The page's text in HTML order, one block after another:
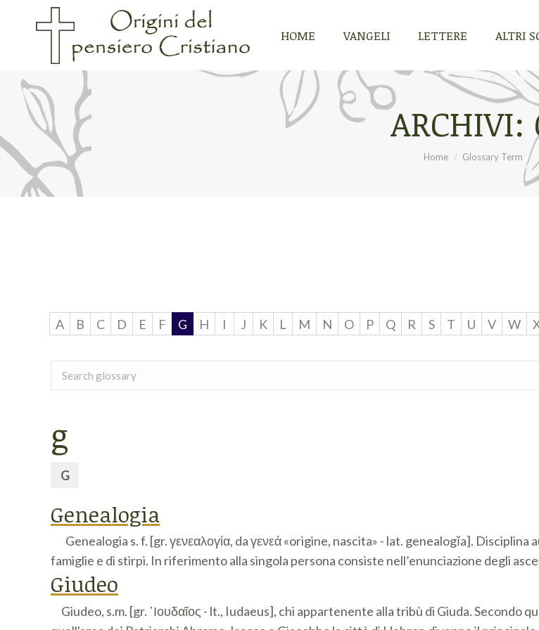
HOME VANGELI LETTERE ALTRI
ARCHIVI:
Tu sei qui:
Home Glossary Term
A B C D E F G H I J K L M N O P Q R S T U V W
Search
glossary
g
G
Genealogia
Genealogia s. f. [gr. γενεαλογία, da γενεά «origine, nascita» - lat. genealogĭa].
famiglie e di stirpi. In riferimento alla singola persona consiste nell’enunciazione degli
Giudeo
Giudeo, s.m. [gr. ᾿Ιουδαῖος - lt., Iudaeus], chi appartenente alla tribù di Giuda.